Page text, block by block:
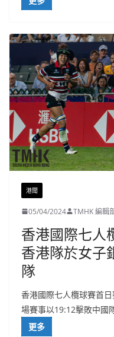
港聞
05/04/2024 TMHK 編輯
香港國際七人
香港隊於女子
隊
香港國際七人欖球賽首
場賽事以19:12擊敗中國
更多